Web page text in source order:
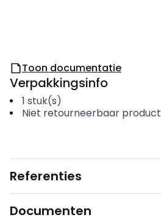
Toon documentatie
Verpakkingsinfo
1 stuk(s)
Niet retourneerbaar product
Referenties
Documenten